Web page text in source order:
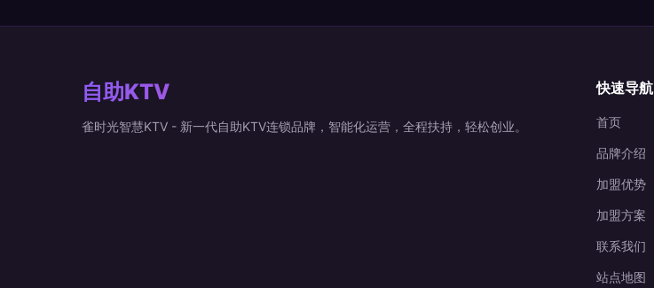
自助KTV
雀时光智慧KTV - 新一代自助KTV连锁品牌，智能化运营，全程扶持，轻松创业。
快速导航
首页
品牌介绍
加盟优势
加盟方案
联系我们
站点地图